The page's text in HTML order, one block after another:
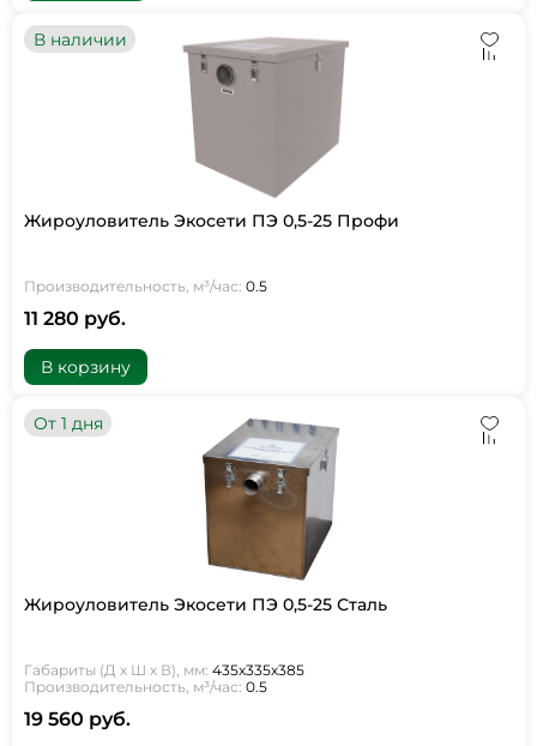
В наличии
Жироуловитель Экосети ПЭ 0,5-25 Профи
Производительность, м³/час: 0.5
11 280 руб.
В корзину
От 1 дня
Жироуловитель Экосети ПЭ 0,5-25 Сталь
Габариты (Д х Ш х В), мм: 435х335х385
Производительность, м³/час: 0.5
19 560 руб.